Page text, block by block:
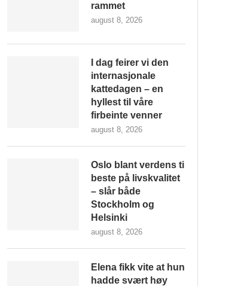
rammet
august 8, 2026
I dag feirer vi den
internasjonale
kattedagen – en
hyllest til våre
firbeinte venner
august 8, 2026
Oslo blant verdens ti
beste på livskvalitet
– slår både
Stockholm og
Helsinki
august 8, 2026
Elena fikk vite at hun
hadde svært høy